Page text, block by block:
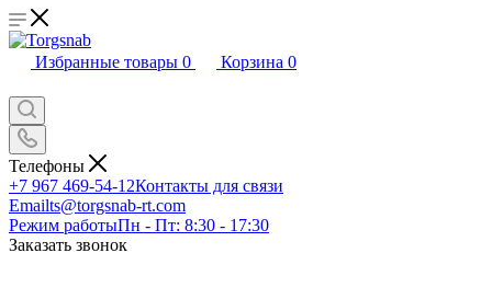
Избранные товары 0 Корзина 0
Телефоны
+7 967 469-54-12Контакты для связи
Emailts@torgsnab-rt.com
Режим работыПн - Пт: 8:30 - 17:30
Заказать звонок